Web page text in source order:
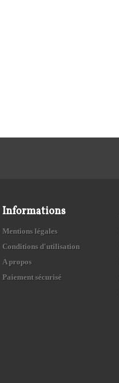
Informations
Mentions légales
Conditions d'utilisation
A propos
Paiement sécurisé